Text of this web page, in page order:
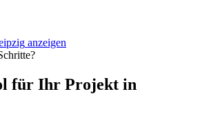
anzeigen
für Ihr Projekt in